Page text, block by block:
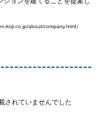
koji.co.jp/about/company.html）
されていませんでした